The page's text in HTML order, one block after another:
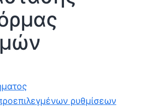
ρυθμίσεων